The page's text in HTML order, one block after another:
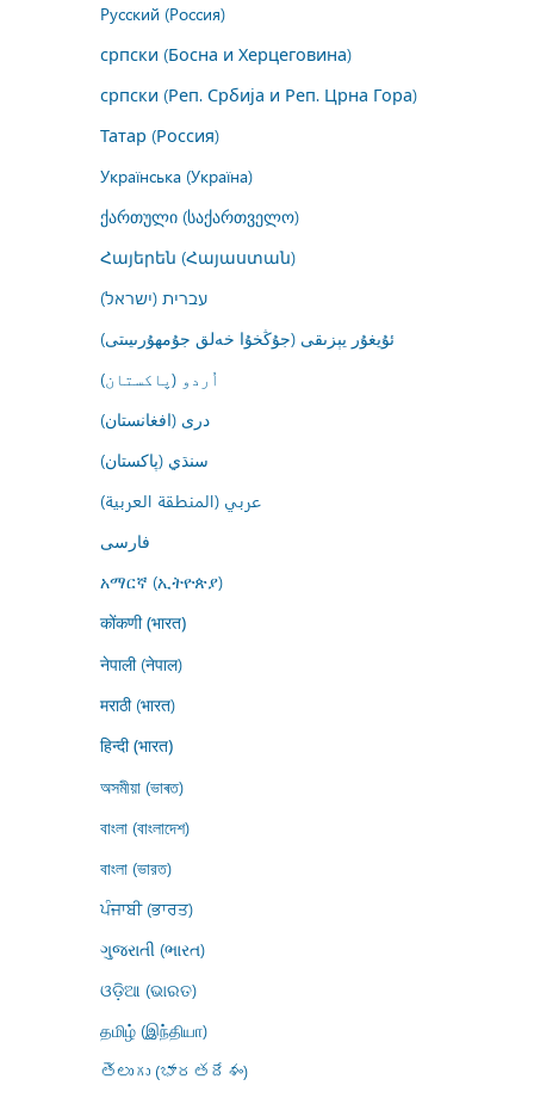
Русский (Россия)
српски (Босна и Херцеговина)
српски (Реп. Србија и Реп. Црна Гора)
Татар (Россия)
Українська (Україна)
ქართული (საქართველო)
Հայերեն (Հայաստան)
עברית (ישראל)
ئۇيغۇر يېزىقى (جۇڭخۇا خەلق جۇمھۇرىيىتى)
اُردو (پاکستان)
درى (افغانستان)
سنڌي (پاکستان)
عربي (المنطقة العربية)
فارسى
አማርኛ (ኢትዮጵያ)
कोंकणी (भारत)
नेपाली (नेपाल)
मराठी (भारत)
हिन्दी (भारत)
অসমীয়া (ভাৰত)
বাংলা (বাংলাদেশ)
বাংলা (ভারত)
ਪੰਜਾਬੀ (ਭਾਰਤ)
ગુજરાતી (ભારત)
ଓଡ଼ିଆ (ଭାରତ)
தமிழ் (இந்தியா)
తెలుగు (భారతదేశం)